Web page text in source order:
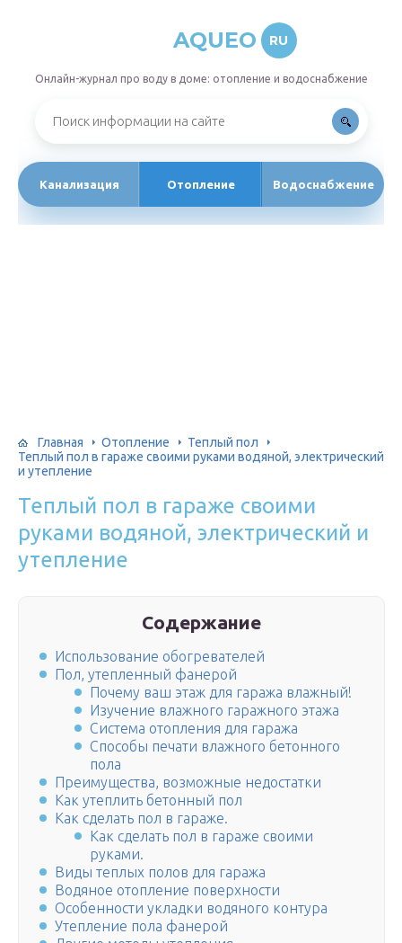
AQUEO RU
Онлайн-журнал про воду в доме: отопление и водоснабжение
Канализация Отопление Водоснабжение
Главная Отопление
Теплый пол
Теплый пол в гараже своими руками водяной, электрический
и утепление
Теплый пол в гараже своими
руками водяной, электрический и
утепление
Содержание
Использование обогревателей
Пол, утепленный фанерой
Почему ваш этаж для гаража влажный!
Изучение влажного гаражного этажа
Система отопления для гаража
Способы печати влажного бетонного
пола
Преимущества, возможные недостатки
Как утеплить бетонный пол
Как сделать пол в гараже.
Как сделать пол в гараже своими
руками.
Виды теплых полов для гаража
Водяное отопление поверхности
Особенности укладки водяного контура
Утепление пола фанерой